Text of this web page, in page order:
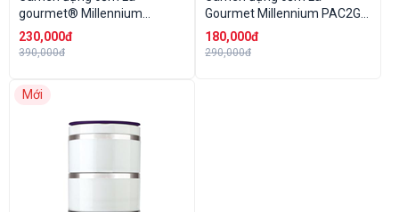
gourmet® Millennium
PAC2GO 3 ngăn
2.1L(cam/trắng)
230,000đ
390,000đ
Gourmet Millennium PAC2GO
2 ngăn 1.4L
180,000đ
290,000đ
Mới